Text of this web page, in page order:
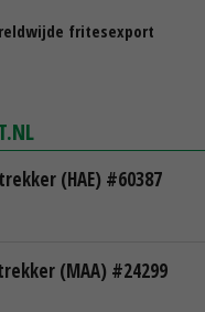
fritesexport
(HAE) #60387
(MAA) #24299